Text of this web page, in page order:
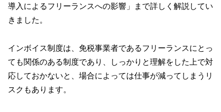
導入によるフリーランスへの影響」まで詳しく解説してい
きました。
インボイス制度は、免税事業者であるフリーランスにとっ
ても関係のある制度であり、しっかりと理解をした上で対
応しておかないと、場合によっては仕事が減ってしまうリ
スクもあります。